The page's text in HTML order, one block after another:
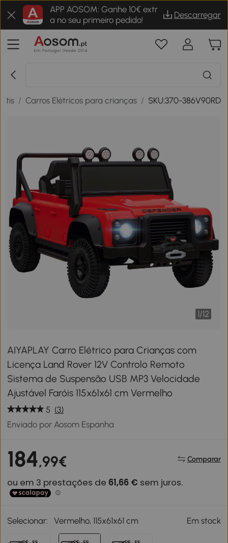
APP AOSOM: Ganhe 10€ extr
a no seu primeiro pedido!
Descarregar
/ Carros Elétricos para crianças / SKU:370-386V90RD
1/12
AIYAPLAY Carro Elétrico para Crianças com
Licença Land Rover 12V Controlo Remoto
Sistema de Suspensão USB MP3 Velocidade
Ajustável Faróis 115x61x61 cm Vermelho
5 (3)
Enviado por Aosom Espanha
184,99€ Comparar
Selecionar: Vermelho, 115x61x61 cm Em stock